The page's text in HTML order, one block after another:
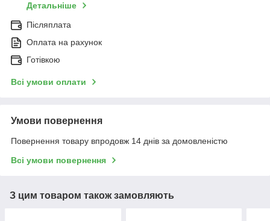
Детальніше
Післяплата
Оплата на рахунок
Готівкою
Всі умови оплати
Умови повернення
Повернення товару впродовж 14 днів за домовленістю
Всі умови повернення
З цим товаром також замовляють